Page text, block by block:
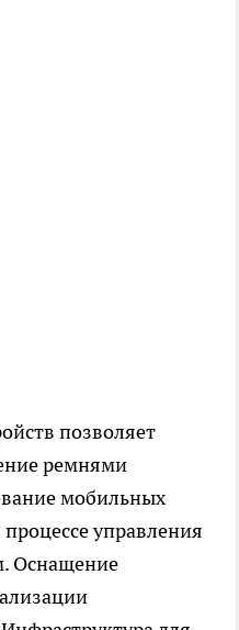
позволяет
ремнями
мобильных
управления
Оснащение